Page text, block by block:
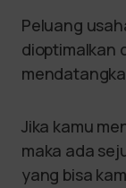
Peluang
dioptimalkan
Jika kamu
maka ada
yang bisa